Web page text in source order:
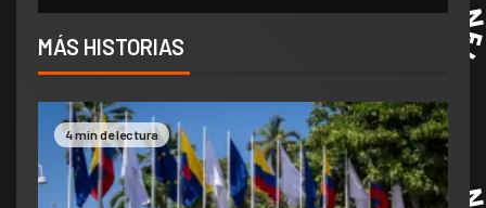
MÁS HISTORIAS
4 min de lectura